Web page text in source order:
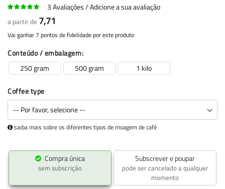
3Avaliações Adicione a sua avaliação
a partir de 7,71
Vai ganhar 7 pontos de fidelidade por este produto
Conteúdo / embalagem
250 gram
500 gram 1 kilo
Coffee type
saiba mais sobre os diferentes tipos de moagem de café
Compra única
sem subscrição
Subscrever e poupar
pode ser cancelado a qualquer
momento